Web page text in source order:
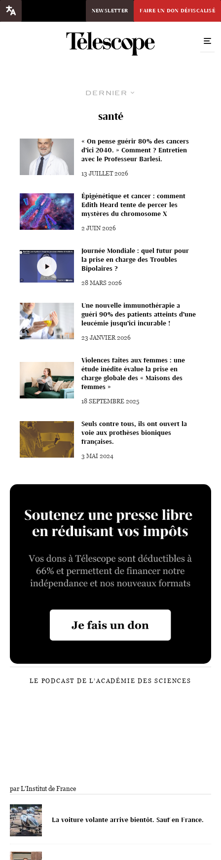
NEWSLETTER FAIRE UN DON DÉFISCALISÉ
Dernier
santé
« On pense guérir 80% des cancers
d’ici 2040. » Comment ? Entretien
avec le Professeur Barlesi.
13 JUILLET 2026
Épigénétique et cancer : comment
Edith Heard tente de percer les
mystères du chromosome X
2 JUIN 2026
Journée Mondiale : quel futur pour
la prise en charge des Troubles
Bipolaires ?
28 MARS 2026
Une nouvelle immunothérapie a
guéri 90% des patients atteints d’une
leucémie jusqu’ici incurable !
23 JANVIER 2026
Violences faites aux femmes : une
étude inédite évalue la prise en
charge globale des « Maisons des
femmes »
18 SEPTEMBRE 2025
Seuls contre tous, ils ont ouvert la
voie aux prothèses bioniques
françaises.
3 MAI 2024
LE PODCAST DE L’ACADÉMIE DES SCIENCES
par L'Institut de France
La voiture volante arrive bientôt. Sauf en France.